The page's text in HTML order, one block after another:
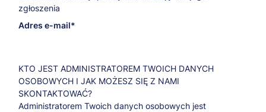
zgłoszenia
Adres e-mail
KTO JEST ADMINISTRATOREM TWOICH DANYCH
OSOBOWYCH I JAK MOŻESZ SIĘ Z NAMI
SKONTAKTOWAĆ?
Administratorem Twoich danych osobowych jest